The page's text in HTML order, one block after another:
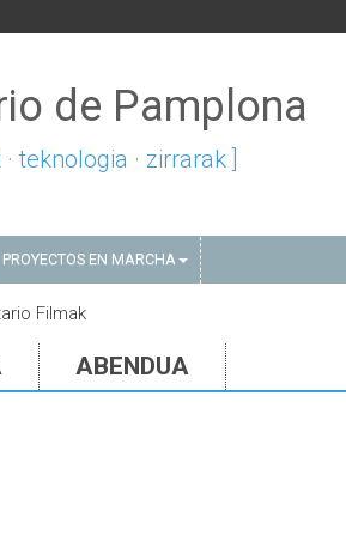
de Pamplona
· teknologia · zirrarak ]
PROYECTOS EN MARCHA
Filmak
ABENDUA